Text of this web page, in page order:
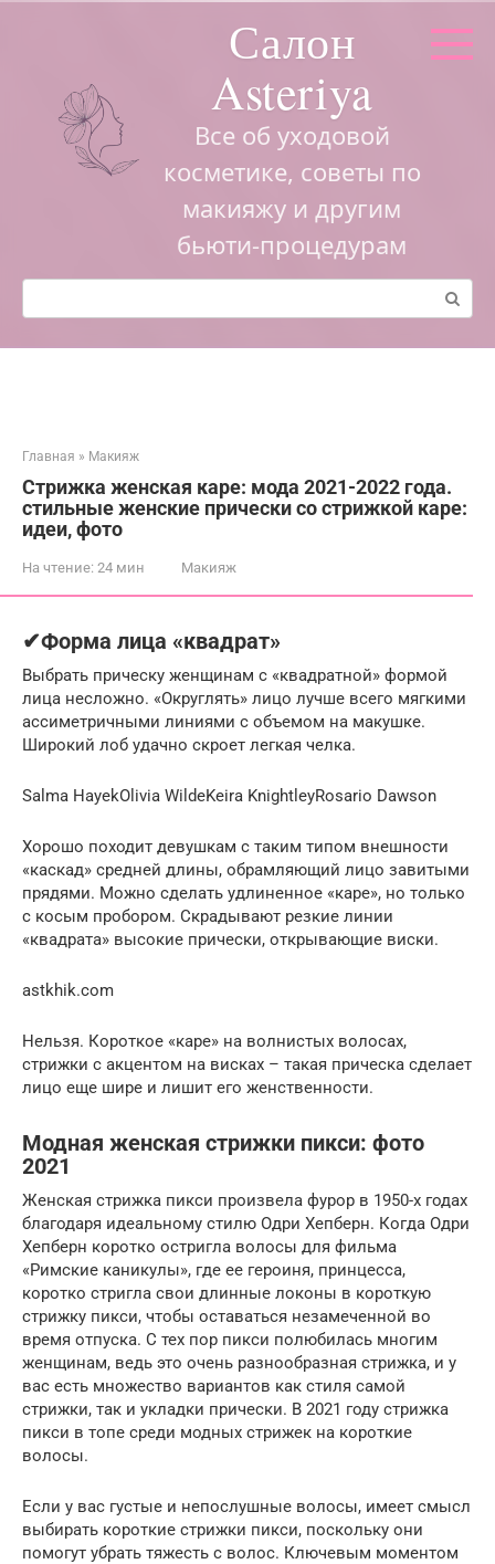
Салон
Asteriya
Все об уходовой
косметике, советы по
макияжу и другим
бьюти-процедурам
Поиск:
Главная » Макияж
Стрижка женская каре: мода 2021-2022 года.
стильные женские прически со стрижкой каре:
идеи, фото
На чтение: 24 мин Макияж
✔Форма лица «квадрат»
Выбрать прическу женщинам с «квадратной» формой
лица несложно. «Округлять» лицо лучше всего мягкими
ассиметричными линиями с объемом на макушке.
Широкий лоб удачно скроет легкая челка.
Salma HayekOlivia WildeKeira KnightleyRosario Dawson
Хорошо походит девушкам с таким типом внешности
«каскад» средней длины, обрамляющий лицо завитыми
прядями. Можно сделать удлиненное «каре», но только
с косым пробором. Скрадывают резкие линии
«квадрата» высокие прически, открывающие виски.
astkhik.com
Нельзя. Короткое «каре» на волнистых волосах,
стрижки с акцентом на висках – такая прическа сделает
лицо еще шире и лишит его женственности.
Модная женская стрижки пикси: фото
2021
Женская стрижка пикси произвела фурор в 1950-х годах
благодаря идеальному стилю Одри Хепберн. Когда Одри
Хепберн коротко остригла волосы для фильма
«Римские каникулы», где ее героиня, принцесса,
коротко стригла свои длинные локоны в короткую
стрижку пикси, чтобы оставаться незамеченной во
время отпуска. С тех пор пикси полюбилась многим
женщинам, ведь это очень разнообразная стрижка, и у
вас есть множество вариантов как стиля самой
стрижки, так и укладки прически. В 2021 году стрижка
пикси в топе среди модных стрижек на короткие
волосы.
Если у вас густые и непослушные волосы, имеет смысл
выбирать короткие стрижки пикси, поскольку они
помогут убрать тяжесть с волос. Ключевым моментом